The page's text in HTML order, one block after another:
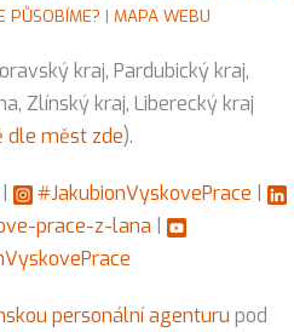
PŮSOBÍME? | MAPA WEBU
kraj, Pardubický kraj,
Zlínský kraj, Liberecký kraj
dle měst zde).
#JakubionVyskovePrace
prace-z-lana
personální agenturu pod